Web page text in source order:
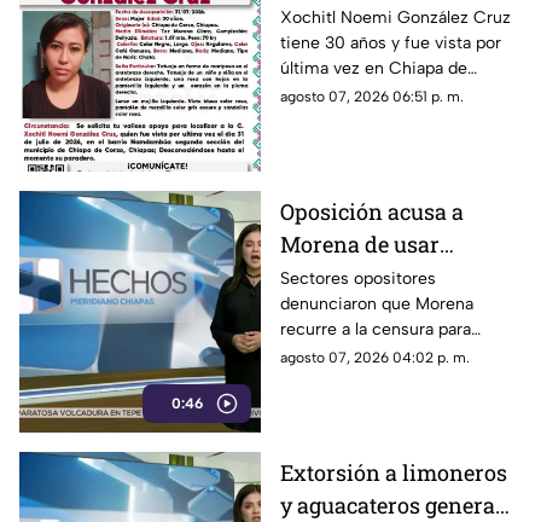
desapareció en Chiapa
de Corzo
Xochitl Noemi González Cruz
tiene 30 años y fue vista por
última vez en Chiapa de
Corzo, Chiapas.
agosto 07, 2026 06:51 p. m.
0:46
Oposición acusa a
Morena de usar
censura para ocultar
seńalamientos de
narcopolítica
Sectores opositores
denunciaron que Morena
recurre a la censura para
imponer su versión oficial y
agosto 07, 2026 04:02 p. m.
Extorsión a limoneros
y aguacateros genera